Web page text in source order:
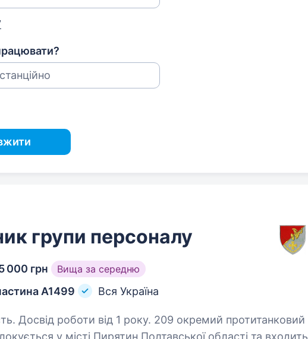
групи персоналу
000 грн Вища за середню
А1499 Вся Україна
роботи від 1 року. 209 окремий протитанковий
у місті Пирятин Полтавської області та входить